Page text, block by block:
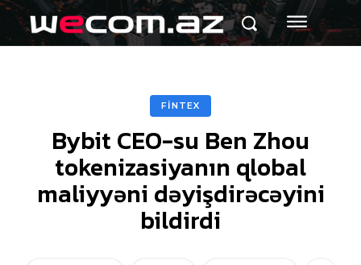
FİNTEX
Bybit CEO-su Ben Zhou
tokenizasiyanın qlobal
maliyyəni dəyişdirəcəyini
bildirdi